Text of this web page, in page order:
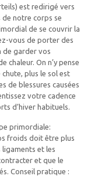
est redirigé vers
de notre corps se
de se couvrir la
vous de porter des
de garder vos
chaleur. On n’y pense
plus le sol est
de blessures causées
votre cadence
d’hiver habituels.
primordiale:
froids doit être plus
ligaments et les
et que le
Conseil pratique :